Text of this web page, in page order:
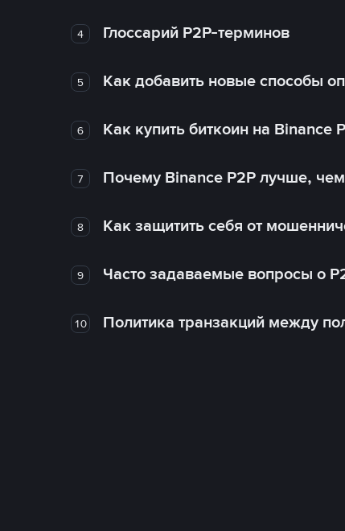
4 Глоссарий P2P-терминов
5 Как добавить новые способы
6 Как купить биткоин на Binance
7 Почему Binance P2P лучше,
8 Как защитить себя от
9 Часто задаваемые вопросы о
10 Политика транзакций между